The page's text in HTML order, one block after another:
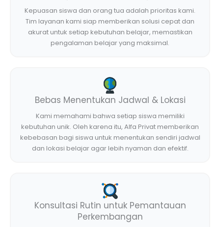
Kepuasan siswa dan orang tua adalah prioritas kami.
Tim layanan kami siap memberikan solusi cepat dan
akurat untuk setiap kebutuhan belajar, memastikan
pengalaman belajar yang maksimal.
Bebas Menentukan Jadwal & Lokasi
Kami memahami bahwa setiap siswa memiliki
kebutuhan unik. Oleh karena itu, Alfa Privat memberikan
kebebasan bagi siswa untuk menentukan sendiri jadwal
dan lokasi belajar agar lebih nyaman dan efektif.
Konsultasi Rutin untuk Pemantauan
Perkembangan